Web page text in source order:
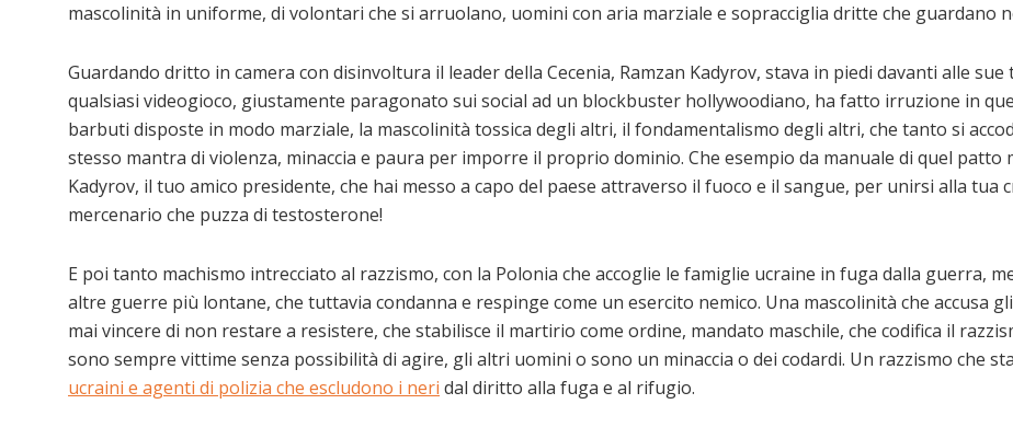
mascolinità in uniforme, di volontari che si arruolano, uomini con aria marziale e sopracciglia dritte che guardano
Guardando dritto in camera con disinvoltura il leader della Cecenia, Ramzan Kadyrov, stava in piedi davanti alle
qualsiasi videogioco, giustamente paragonato sui social ad un blockbuster hollywoodiano, ha fatto irruzione in
barbuti disposte in modo marziale, la mascolinità tossica degli altri, il fondamentalismo degli altri, che tanto si
stesso mantra di violenza, minaccia e paura per imporre il proprio dominio. Che esempio da manuale di quel patto
Kadyrov, il tuo amico presidente, che hai messo a capo del paese attraverso il fuoco e il sangue, per unirsi alla tua
mercenario che puzza di testosterone!
E poi tanto machismo intrecciato al razzismo, con la Polonia che accoglie le famiglie ucraine in fuga dalla guerra,
altre guerre più lontane, che tuttavia condanna e respinge come un esercito nemico. Una mascolinità che accusa
mai vincere di non restare a resistere, che stabilisce il martirio come ordine, mandato maschile, che codifica il
sono sempre vittime senza possibilità di agire, gli altri uomini o sono un minaccia o dei codardi. Un razzismo che
ucraini e agenti di polizia che escludono i neri dal diritto alla fuga e al rifugio.